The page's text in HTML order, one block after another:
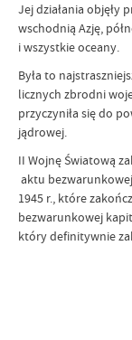
Jej działania objęły
wschodnią Azję,
i wszystkie oceany.
Była to
licznych zbrodni
przyczyniła się do
jądrowej.
II Wojnę Światową
aktu
1945 r., które
bezwarunkowej
który definitywnie